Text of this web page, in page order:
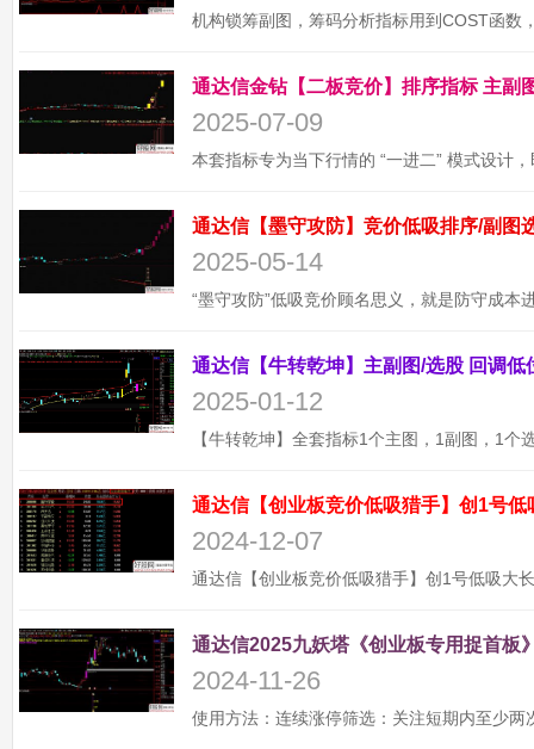
2025-07-09
2025-05-14
2025-01-12
通达信【创业板竞价低吸猎手】创1号
2024-12-07
通达信2025九妖塔《创业板专用捉首板
2024-11-26